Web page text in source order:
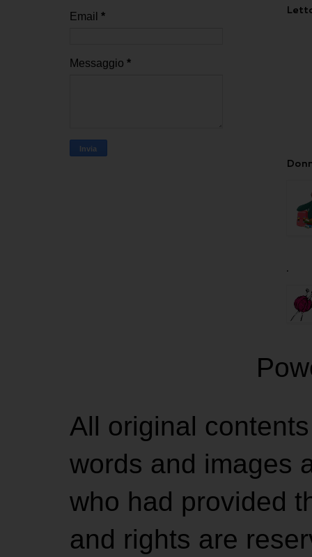
Email *
Messaggio *
.
All original
words and images
who had provided
and rights are